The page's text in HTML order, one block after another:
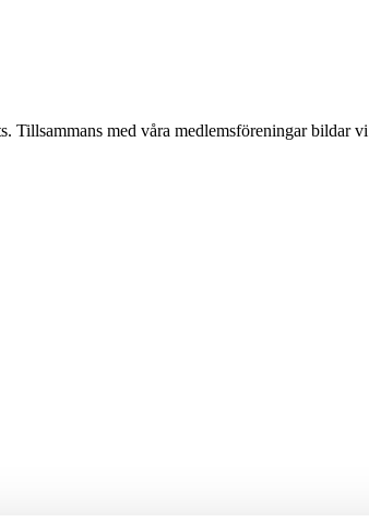
Tillsammans med våra medlemsföreningar bildar